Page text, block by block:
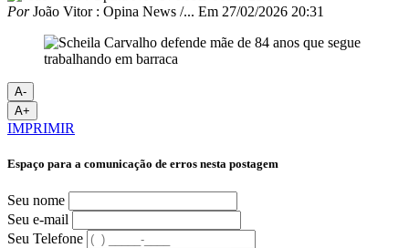
PorJoão Vitor : Opina News /... Em 27/02/2026 20:31
A-
A+
IMPRIMIR
Espaço para a comunicação de erros nesta postagem
Seu nome
Seu e-mail
Seu Telefone